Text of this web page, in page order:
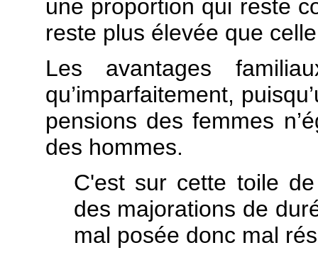
une proportion qui reste
reste plus élevée que
Les avantages
qu’imparfaitement,
pensions des femmes
des hommes.
C'est sur cette toile
des majorations de
mal posée donc mal